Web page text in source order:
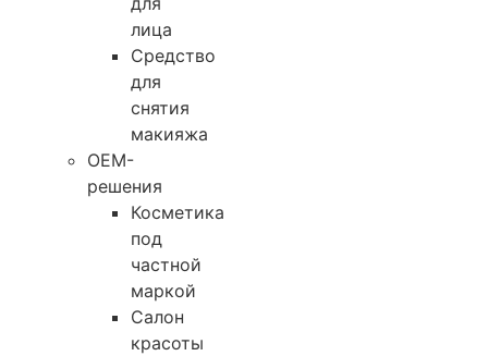
лица
Средство
для
снятия
макияжа
OEM-
решения
Косметика
под
частной
маркой
Салон
красоты